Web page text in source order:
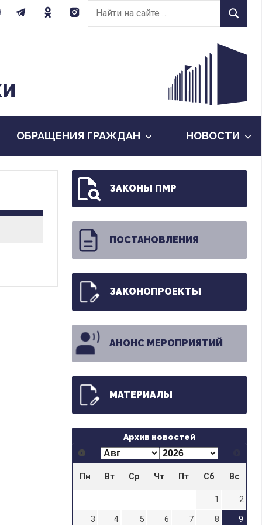
Найти
на
Найти
ОБРАЩЕНИЯ ГРАЖДАН НОВОСТИ
ЗАКОНЫ ПМР
ПОСТАНОВЛЕНИЯ
ЗАКОНОПРОЕКТЫ
АНОНС МЕРОПРИЯТИЙ
МАТЕРИАЛЫ
Архив новостей
Пн Вт Ср Чт Пт Сб Вс
1
2
3
4 5 6 7 8 9